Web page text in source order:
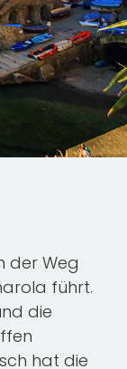
der Weg
führt.
die
hat die